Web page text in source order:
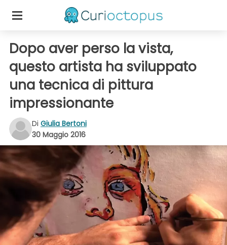
Dopo aver perso la vista,
questo artista ha sviluppato
una tecnica di pittura
impressionante
Di Giulia Bertoni
30 Maggio 2016